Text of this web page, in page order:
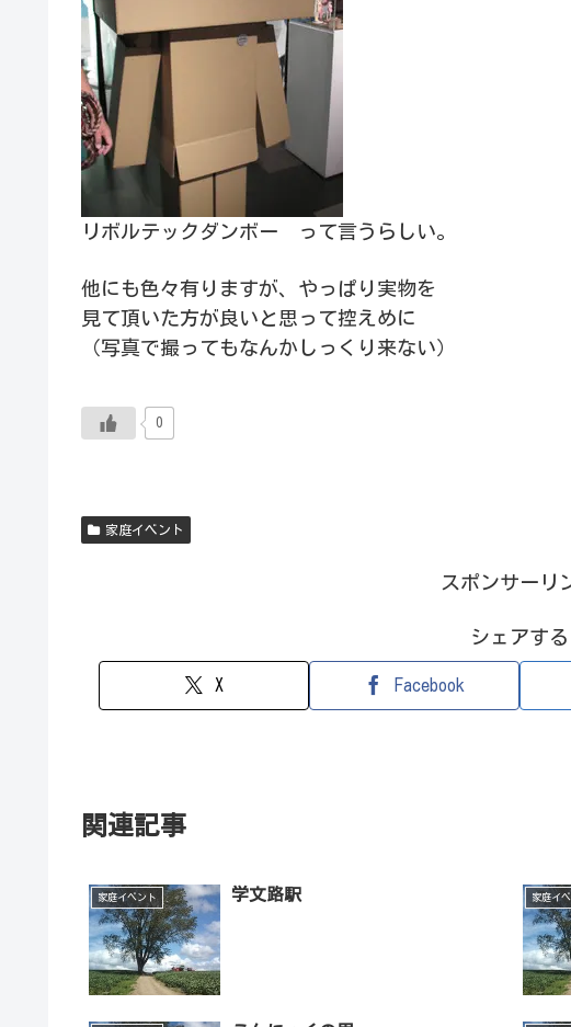
リボルテックダンボー って言うらしい。
他にも色々有りますが、やっぱり実物を
見て頂いた方が良いと思って控えめに
（写真で撮ってもなんかしっくり来ない）
0
家庭イベント
スポンサーリ
シェアする
X Facebook
関連記事
家庭イベント 学文路駅 家庭イ